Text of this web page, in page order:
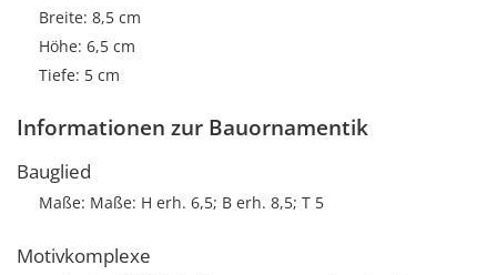
Breite: 8,5 cm
Höhe: 6,5 cm
Tiefe: 5 cm
Informationen zur Bauornamentik
Bauglied
Maße: Maße: H erh. 6,5; B erh. 8,5; T 5
Motivkomplexe